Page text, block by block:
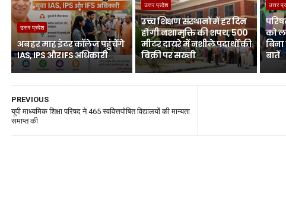
उत्तर प्रदेश
अब हर माह इंटर कॉलेज पहुंचेंगे
IAS, IPS और IFS अधिकारी
उत्तर प्रदेश
उच्च शिक्षण संस्थानों में हर दिन
होगी नशामुक्ति की शपथ, 500
मीटर दायरे में नशीले पदार्थों की
बिक्री पर सख्ती
उत्तर
को
बातें
PREVIOUS
यूपी माध्यमिक शिक्षा परिषद ने 465 स्ववित्तपोषित विद्यालयों की मान्यता
समाप्त की